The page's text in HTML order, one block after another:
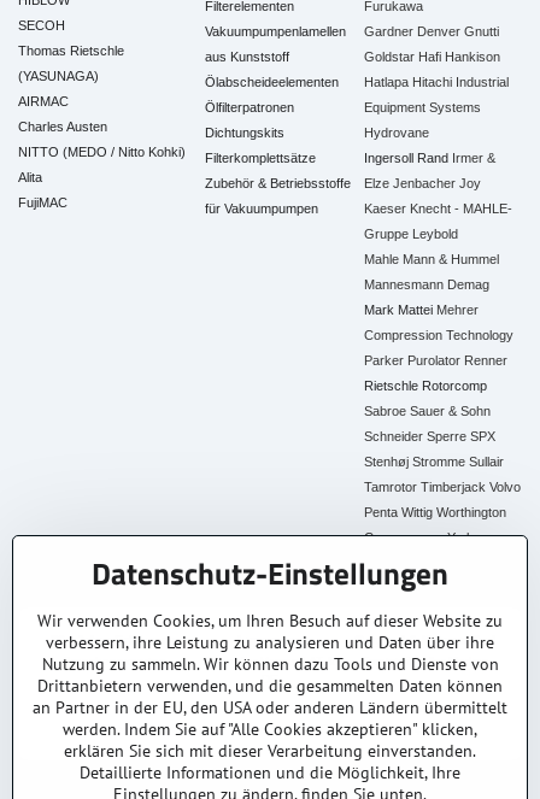
SECOH
Thomas Rietschle
(YASUNAGA)
AIRMAC
Charles Austen
NITTO (MEDO / Nitto Kohki)
Alita
FujiMAC
Filterelementen
Vakuumpumpenlamellen
aus Kunststoff
Ölabscheideelementen
Ölfilterpatronen
Dichtungskits
Filterkomplettsätze
Zubehör & Betriebsstoffe
für Vakuumpumpen
Furukawa
Gardner Denver Gnutti
Goldstar Hafi Hankison
Hatlapa Hitachi Industrial
Equipment Systems
Hydrovane
Ingersoll Rand Irmer &
Elze Jenbacher Joy
Kaeser Knecht - MAHLE-
Gruppe Leybold
Mahle Mann & Hummel
Mannesmann Demag
Mark Mattei Mehrer
Compression Technology
Parker Purolator Renner
Rietschle Rotorcomp
Sabroe Sauer & Sohn
Schneider Sperre SPX
Stenhøj Stromme Sullair
Tamrotor Timberjack Volvo
Penta Wittig Worthington
Creyssensac York
Alle Ersatzteile
30+ Jahre Erfahrung
Branchenexperten
Lagerware
Schneller Versand AT &
DE
Original & Kompatibel
Ersatzteile aller Marken
Faire Preise
Top Preis-Leistung
Fachberatung
Persönlich & kompetent
Datenschutz-Einstellungen
Wir verwenden Cookies, um Ihren Besuch auf dieser Website zu
verbessern, ihre Leistung zu analysieren und Daten über ihre
Nutzung zu sammeln. Wir können dazu Tools und Dienste von
Drittanbietern verwenden, und die gesammelten Daten können
an Partner in der EU, den USA oder anderen Ländern übermittelt
werden. Indem Sie auf "Alle Cookies akzeptieren" klicken,
erklären Sie sich mit dieser Verarbeitung einverstanden.
Detaillierte Informationen und die Möglichkeit, Ihre
Einstellungen zu ändern, finden Sie unten.